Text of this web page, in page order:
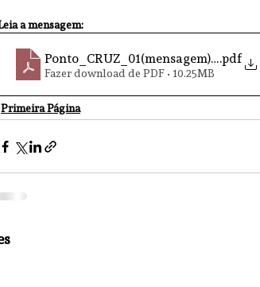
a mensagem:
Ponto_CRUZ_01(mensagem)_pag_esp
.pdf
Fazer download de PDF • 10.25MB
Primeira Página